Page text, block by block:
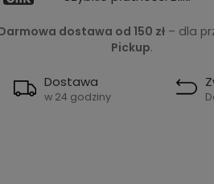
dostawa od 150 zł – dla
Pickup.
Dostawa
w 24 godziny